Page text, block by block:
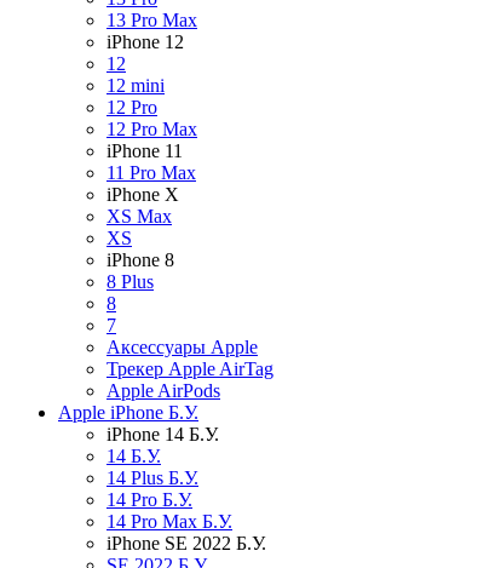
13 Pro Max
iPhone 12
12
12 mini
12 Pro
12 Pro Max
iPhone 11
11 Pro Max
iPhone X
XS Max
XS
iPhone 8
8 Plus
8
7
Аксессуары Apple
Трекер Apple AirTag
Apple AirPods
Apple iPhone Б.У.
iPhone 14 Б.У.
14 Б.У.
14 Plus Б.У.
14 Pro Б.У.
14 Pro Max Б.У.
iPhone SE 2022 Б.У.